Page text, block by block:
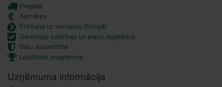
Piegāde
Apmaksa
Pirkšana uz nomaksu (līzingā)
Garantijas saistības un preču atgriešana
Datu aizsardzība
Lojalitātes programma
Uzņēmuma informācija